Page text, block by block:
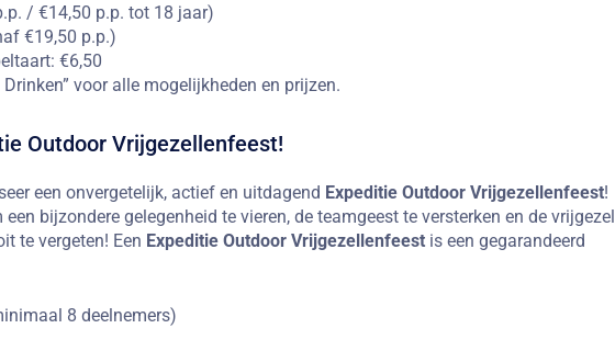
/ €14,50 p.p. tot 18 jaar)
€19,50 p.p.)
€6,50
voor alle mogelijkheden en prijzen.
Outdoor Vrijgezellenfeest!
een onvergetelijk, actief en uitdagend Expeditie Outdoor Vrijgezellenfeest!
bijzondere gelegenheid te vieren, de teamgeest te versterken en de vrijgezel
te vergeten! Een Expeditie Outdoor Vrijgezellenfeest is een gegarandeerd
8 deelnemers)